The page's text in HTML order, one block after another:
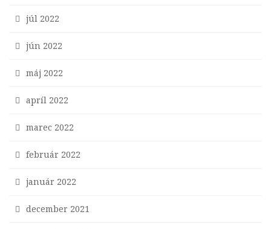
júl 2022
jún 2022
máj 2022
apríl 2022
marec 2022
február 2022
január 2022
december 2021